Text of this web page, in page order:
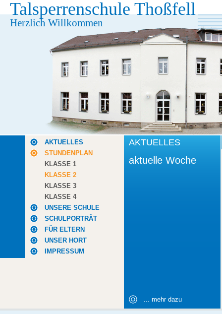
Talsperrenschule Thoßfell
Herzlich Willkommen
AKTUELLES
STUNDENPLAN
KLASSE 1
KLASSE 2
KLASSE 3
KLASSE 4
UNSERE SCHULE
SCHULPORTRÄT
FÜR ELTERN
UNSER HORT
IMPRESSUM
AKTUELLES
aktuelle Woche
... mehr dazu